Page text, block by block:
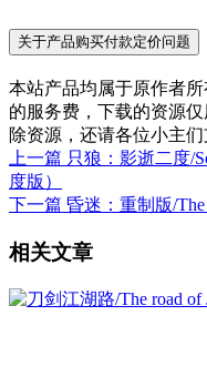
关于产品购买付款定价问题
本站产品均属于原作者
的服务费，下载的资源
除资源，还请各位小主们
上一篇 只狼：影逝二度/
度版）
下一篇 昏迷：重制版/The
相关文章